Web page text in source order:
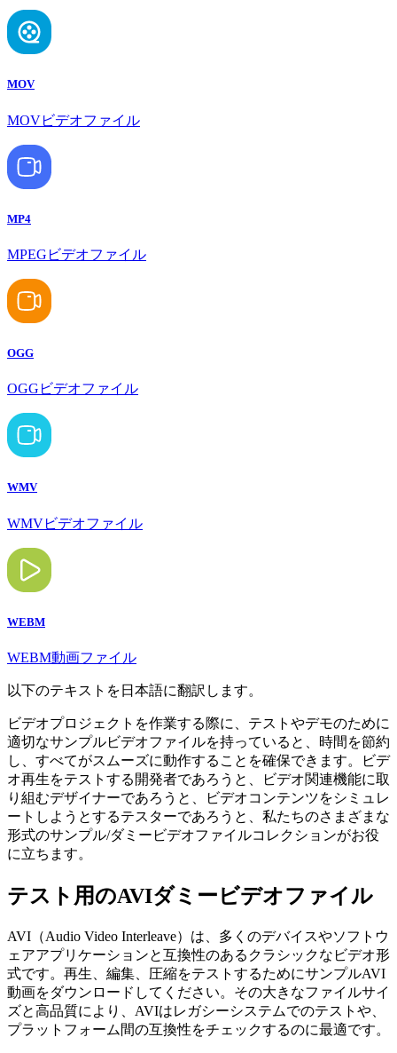
MOV
MOVビデオファイル
MP4
MPEGビデオファイル
OGG
OGGビデオファイル
WMV
WMVビデオファイル
WEBM
WEBM動画ファイル
以下のテキストを日本語に翻訳します。
ビデオプロジェクトを作業する際に、テストやデモのために
適切なサンプルビデオファイルを持っていると、時間を節約
し、すべてがスムーズに動作することを確保できます。ビデ
オ再生をテストする開発者であろうと、ビデオ関連機能に取
り組むデザイナーであろうと、ビデオコンテンツをシミュレ
ートしようとするテスターであろうと、私たちのさまざまな
形式のサンプル/ダミービデオファイルコレクションがお役
に立ちます。
テスト用のAVIダミービデオファイル
AVI（Audio Video Interleave）は、多くのデバイスやソフトウ
ェアアプリケーションと互換性のあるクラシックなビデオ形
式です。再生、編集、圧縮をテストするためにサンプルAVI
動画をダウンロードしてください。その大きなファイルサイ
ズと高品質により、AVIはレガシーシステムでのテストや、
プラットフォーム間の互換性をチェックするのに最適です。